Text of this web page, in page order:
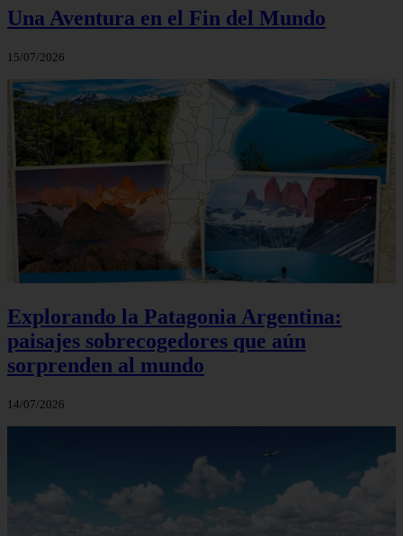
Una Aventura en el Fin del Mundo
15/07/2026
Explorando la Patagonia Argentina:
paisajes sobrecogedores que aún
sorprenden al mundo
14/07/2026